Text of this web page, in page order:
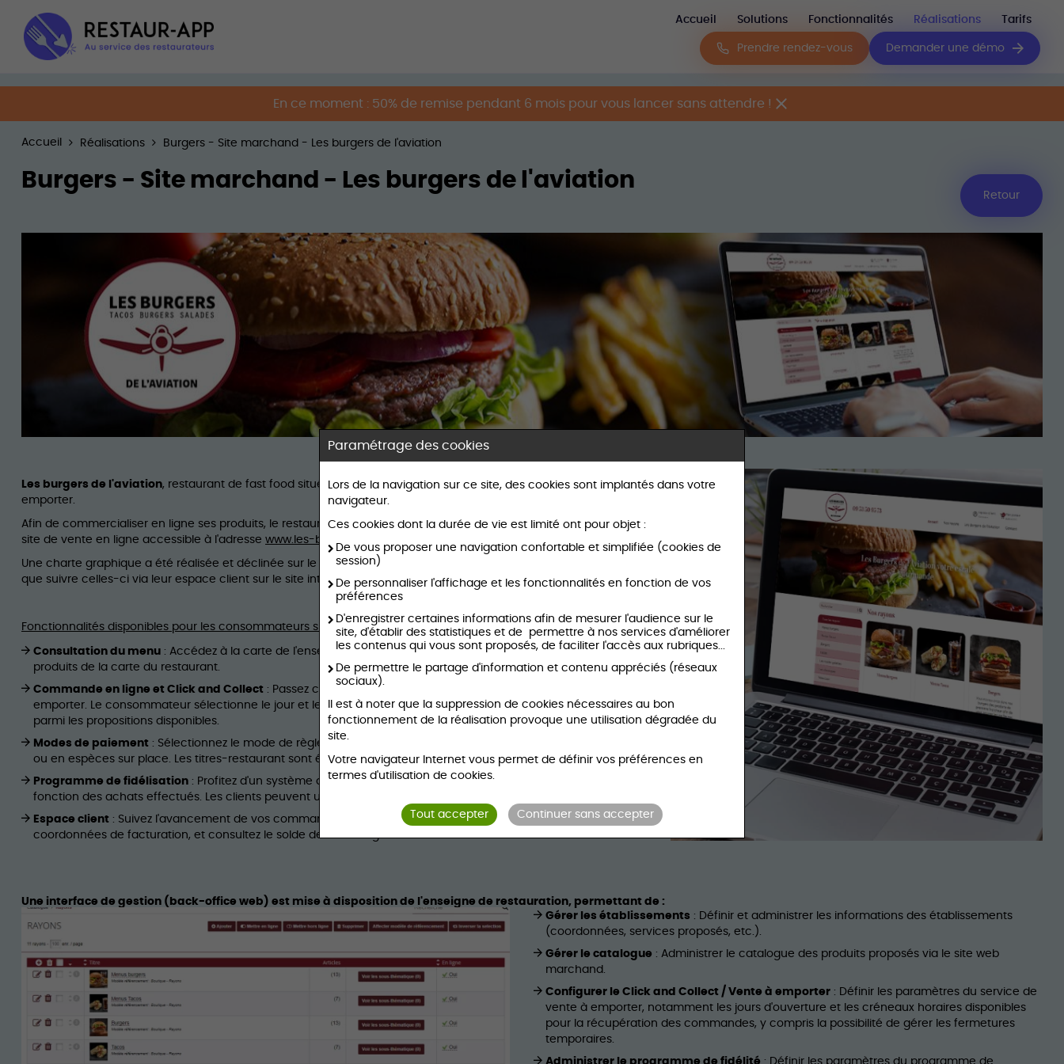
Accueil Solutions Fonctionnalités Réalisations Tarifs
Prendre rendez-vous Demander une démo
En ce moment : 50% de remise pendant 6 mois pour vous lancer sans attendre !
Accueil Réalisations Burgers - Site marchand - Les burgers de l'aviation
Burgers - Site marchand - Les burgers de l'aviation
Retour
Les burgers de l'aviation, restaurant de fast food situé à Bron, propose des burgers, tacos, salades... en vente à
emporter.
Afin de commercialiser en ligne ses produits, le restaurant utilise une configuration Restaur' App composée d'un
site de vente en ligne accessible à l'adresse www.les-burgers-de-l-aviation.fr
Une charte graphique a été réalisée et déclinée sur le site internet. Les clients peuvent passer commande ainsi
que suivre celles-ci via leur espace client sur le site internet.
Fonctionnalités disponibles pour les consommateurs sur le site marchand :
Consultation du menu : Accédez à la carte de l'enseigne. Le consommateur constitue son panier parmis les
produits de la carte du restaurant.
Commande en ligne et Click and Collect : Passez commande en ligne et choisissez l'option de vente à
emporter. Le consommateur sélectionne le jour et le créneau horaire de mise à disposition de sa commande
parmi les propositions disponibles.
Modes de paiement : Sélectionnez le mode de règlement souhaité : par carte bancaire, Google Pay, Apple Pay
ou en espèces sur place. Les titres-restaurant sont également acceptés.
Programme de fidélisation : Profitez d'un système de cagnottage qui permet de cumuler des euros en
fonction des achats effectués. Les clients peuvent utiliser librement le solde de leur cagnotte.
Espace client : Suivez l'avancement de vos commandes, téléchargez vos factures et avoirs, gérez vos
coordonnées de facturation, et consultez le solde de votre cagnotte fidélité.
Une interface de gestion (back-office web) est mise à disposition de l'enseigne de restauration, permettant de :
Gérer les établissements : Définir et administrer les informations des établissements
(coordonnées, services proposés, etc.).
Gérer le catalogue : Administrer le catalogue des produits proposés via le site web
marchand.
Configurer le Click and Collect / Vente à emporter: Définir les paramètres du service de
vente à emporter, notamment les jours d'ouverture et les créneaux horaires disponibles
pour la récupération des commandes, y compris la possibilité de gérer les fermetures
temporaires.
Administrer le programme de fidélité : Définir les paramètres du programme de
Paramétrage des cookies
Lors de la navigation sur ce site, des cookies sont implantés dans votre
navigateur.
Ces cookies dont la durée de vie est limité ont pour objet :
De vous proposer une navigation confortable et simplifiée (cookies de
session)
De personnaliser l'affichage et les fonctionnalités en fonction de vos
préférences
D'enregistrer certaines informations afin de mesurer l'audience sur le
site, d'établir des statistiques et de permettre à nos services d'améliorer
les contenus qui vous sont proposés, de faciliter l'accès aux rubriques...
De permettre le partage d'information et contenu appréciés (réseaux
sociaux).
Il est à noter que la suppression de cookies nécessaires au bon
fonctionnement de la réalisation provoque une utilisation dégradée du
site.
Votre navigateur Internet vous permet de définir vos préférences en
termes d'utilisation de cookies.
Tout accepter Continuer sans accepter